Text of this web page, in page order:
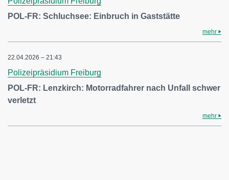
POL-FR: Schluchsee: Einbruch in Gaststätte
mehr
22.04.2026 – 21:43
Polizeipräsidium Freiburg
POL-FR: Lenzkirch: Motorradfahrer nach Unfall schwer
verletzt
mehr